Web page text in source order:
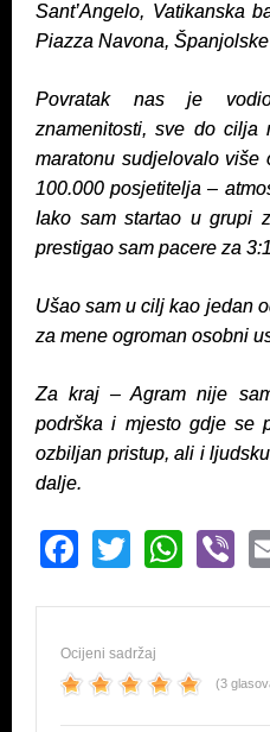
Sant’Angelo, Vatikanska
Piazza Navona,
Povratak nas je
znamenitosti, sve do cilja
maratonu sudjelovalo više
100.000 posjetitelja –
Iako sam startao u grupi
prestigao sam pacere za
Ušao sam u cilj kao jedan
za mene ogroman osobni
Za kraj – Agram nije
podrška i mjesto gdje se
ozbiljan pristup, ali i
dalje.
F
c
e
b
T
tt
er
W
at
A
Vi
er
Ocijeni sadržaj
(3